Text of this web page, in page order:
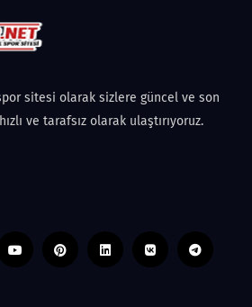
sitesi olarak sizlere güncel ve son
ve tarafsız olarak ulaştırıyoruz.